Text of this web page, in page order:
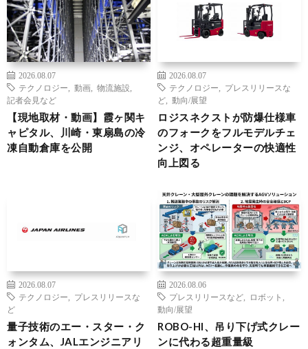
2026.08.07
テクノロジー
動画 物流施設
記者会見など
【現地取材・動画】霞ヶ関キ
ャピタル、川崎・東扇島の冷
凍自動倉庫を公開
2026.08.07
テクノロジー
プレスリリースな
ど
動向/展望
ロジスネクストが防爆仕様車
のフォークをフルモデルチェ
ンジ、オペレーターの快適性
向上図る
2026.08.07
テクノロジー
プレスリリースな
ど
量子技術のエー・スター・ク
ォンタム、JALエンジニアリ
2026.08.06
プレスリリースなど
ロボット
動向/展望
ROBO-HI、吊り下げ式クレー
ンに代わる超重量級